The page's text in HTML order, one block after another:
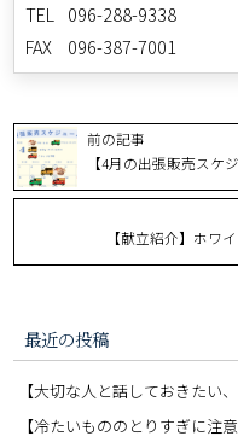
TEL
096-288-9338 （
FAX
096-387-7001 （
前の記事
【4月の出張販売スケ
【献立紹介】ホワ
最近の投稿
【大切な人と話しておきたい
【冷たいもののとりすぎに注